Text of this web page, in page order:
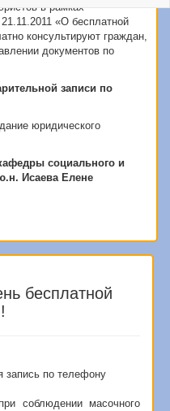
в рамках
«О бесплатной
консультируют граждан,
документов по
записи по
юридического
социального и
Исаева Елене
бесплатной
запись по телефону
соблюдении масочного